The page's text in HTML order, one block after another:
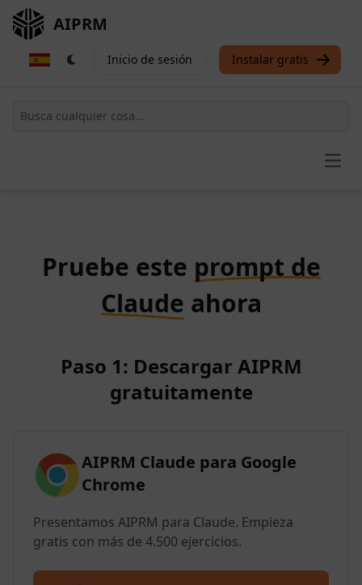
AIPRM
Inicio de sesión Instalar gratis
Pruebe este prompt de
Claude ahora
Paso 1: Descargar AIPRM
gratuitamente
AIPRM Claude para Google
Chrome
Presentamos AIPRM para Claude. Empieza
gratis con más de 4.500 ejercicios.